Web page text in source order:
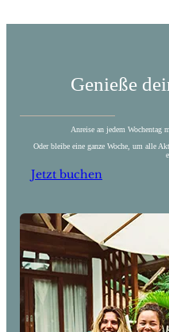
Genieße
Anreise an jedem Wochentag
Oder bleibe eine ganze Woche, um alle
Jetzt buchen